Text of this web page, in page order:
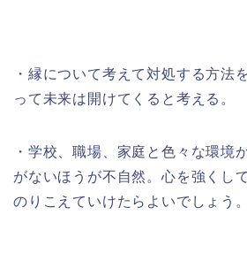
・縁について考えて対処する方法
って未来は開けてくると考える。
・学校、職場、家庭と色々な環境
がないほうが不自然。心を強くし
のりこえていけたらよいでしょう。